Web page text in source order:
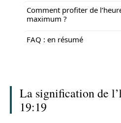
Comment profiter de
maximum ?
FAQ : en résumé
La signification de
19:19